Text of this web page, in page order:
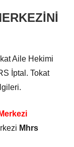
Aile Hekimi
İptal. Tokat
Mhrs